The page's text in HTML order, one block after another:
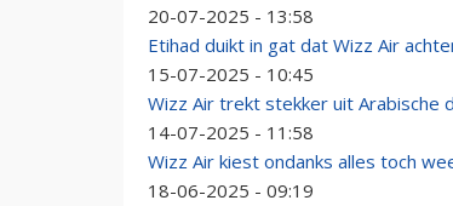
20-07-2025 - 13:58
Etihad duikt in gat dat Wizz Air
15-07-2025 - 10:45
Wizz Air trekt stekker uit Arabische
14-07-2025 - 11:58
Wizz Air kiest ondanks alles toch
18-06-2025 - 09:19